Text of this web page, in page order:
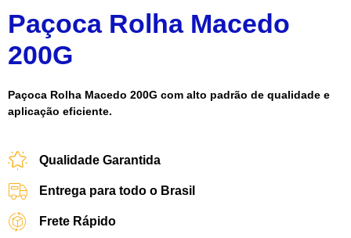
Paçoca Rolha Macedo
200G
Paçoca Rolha Macedo 200G com alto padrão de qualidade e
aplicação eficiente.
Qualidade Garantida
Entrega para todo o Brasil
Frete Rápido